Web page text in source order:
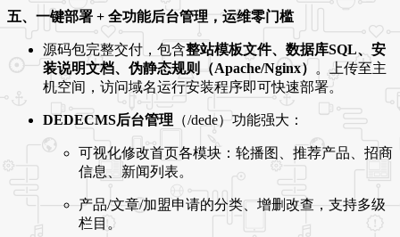
五、一键部署 + 全功能后台管理，运维零门槛
源码包完整交付，包含整站模板文件、数据库SQL、安
装说明文档、伪静态规则（Apache/Nginx） 。上传至主
机空间，访问域名运行安装程序即可快速部署。
DEDECMS后台管理 （/dede）功能强大：
可视化修改首页各模块：轮播图、推荐产品、招商
信息、新闻列表。
产品/文章/加盟申请的分类、增删改查，支持多级
栏目。